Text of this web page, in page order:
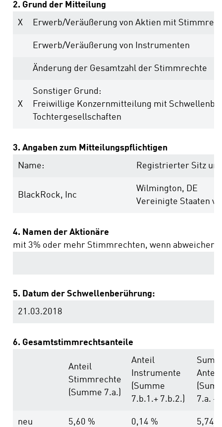
2. Grund der Mitteilung
X
Erwerb/Veräußerung von Aktien mit
Erwerb/Veräußerung von Instrumenten
Änderung der Gesamtzahl der Stimmrechte
X
Sonstiger Grund:
Freiwillige Konzernmitteilung mit
Tochtergesellschaften
3. Angaben zum Mitteilungspflichtigen
Name:
Registrierter Sitz
BlackRock, Inc
Wilmington, DE
Vereinigte Staaten
4. Namen der Aktionäre
mit 3% oder mehr Stimmrechten, wenn abweichend
5. Datum der Schwellenberührung:
21.03.2018
6. Gesamtstimmrechtsanteile
Anteil
Stimmrechte
(Summe 7.a.)
Anteil
Instrumente
(Summe
7.b.1.+ 7.b.2.)
7.a. +
neu 5,60 % 0,14 % 5,74